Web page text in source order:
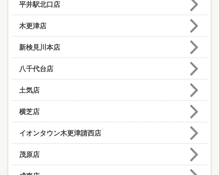
平井駅北口店
木更津店
新検見川本店
八千代台店
土気店
横芝店
イオンタウン木更津請西店
茂原店